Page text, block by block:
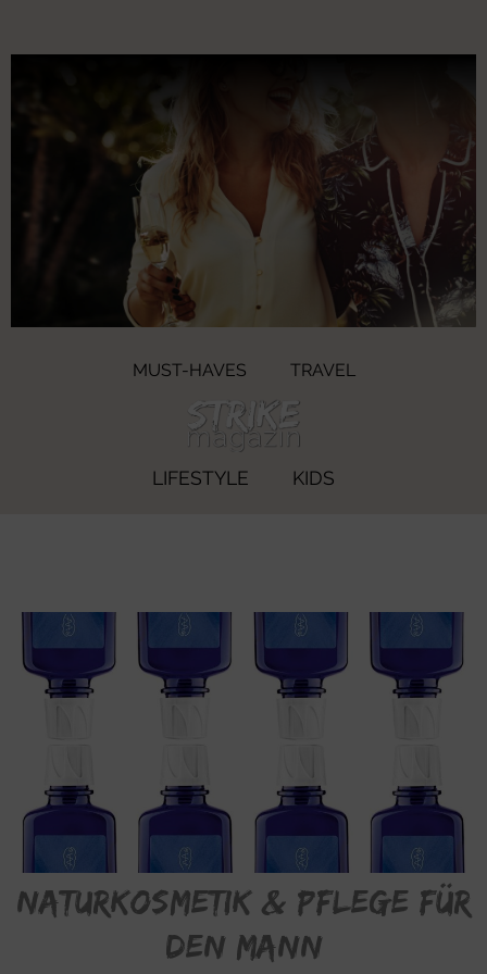
MUST-HAVES TRAVEL
LIFESTYLE KIDS
Naturkosmetik & Pflege für
den Mann